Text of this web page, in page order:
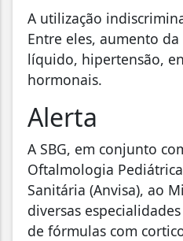
A utilização
Entre eles, aumento
líquido, hipertensão,
hormonais.
Alerta
A SBG, em conjunto
Oftalmologia
Sanitária (Anvisa), ao
diversas
de fórmulas com